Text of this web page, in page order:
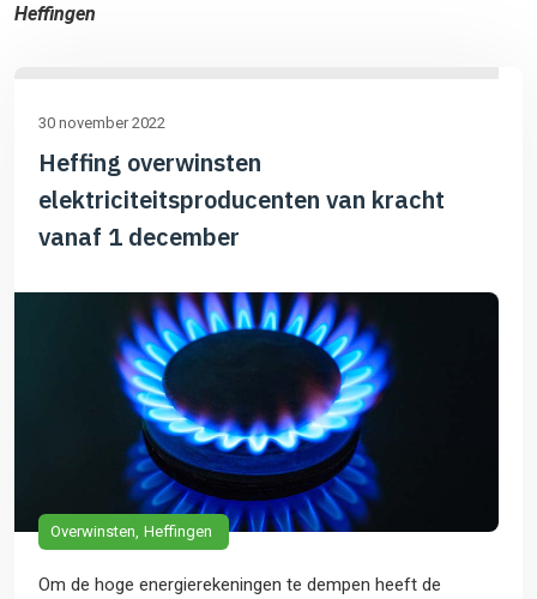
Heffingen
30 november 2022
Heffing overwinsten
elektriciteitsproducenten van kracht
vanaf 1 december
Overwinsten Heffingen
Om de hoge energierekeningen te dempen heeft de